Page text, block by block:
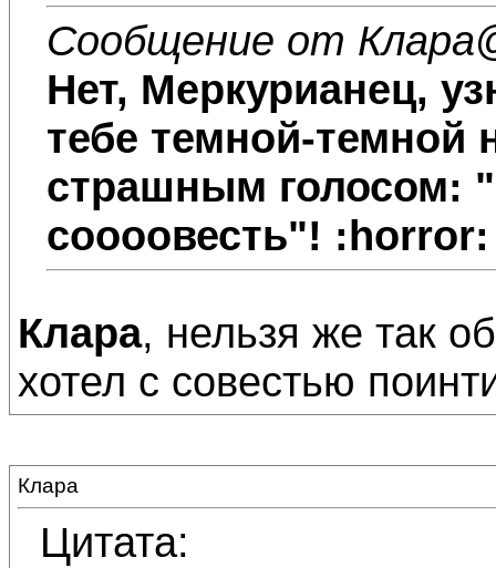
Сообщение от Клара
Нет, Меркурианец,
тебе темной-
страшным голосом:
соооовесть"! :horror:
Клара, нельзя же так
хотел с совестью
Клара
Цитата: